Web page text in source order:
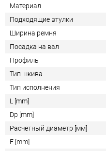
Материал
Подходящие втулки
Ширина ремня
Посадка на вал
Профиль
Тип шкива
Тип исполнения
L [mm]
Dp [mm]
Расчетный диаметр [мм]
F [mm]